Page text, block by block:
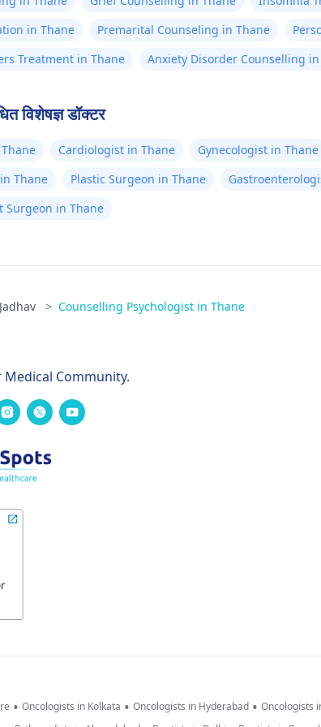
in Thane
Premarital Counseling in Thane
Treatment in Thane
Anxiety Disorder Counselling
विशेषज्ञ डॉक्टर
Cardiologist in Thane Gynecologist in Thane
Thane
Plastic Surgeon in Thane
Surgeon in Thane
> Counselling Psychologist in Thane
Community.
• Oncologists in Kolkata • Oncologists in Hyderabad • Oncologists